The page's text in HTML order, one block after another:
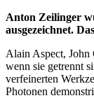
Anton Zeilinger
ausgezeichnet.
Alain Aspect, John
wenn sie getrennt
verfeinerten
Photonen